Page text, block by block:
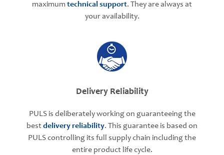
maximum technical support. They are always at
your availability.
Delivery Reliability
PULS is deliberately working on guaranteeing the
bestdelivery reliability. This guarantee is based on
PULS controlling its full supply chain including the
entire product life cycle.